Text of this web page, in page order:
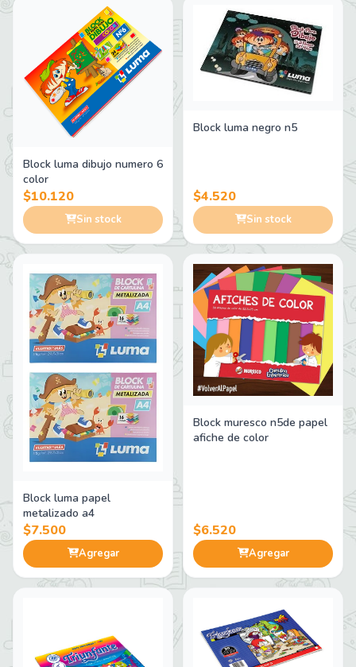
Block luma dibujo numero 6
color
$10.120
Sin stock
Block luma negro n5
$4.520
Sin stock
Block luma papel
metalizado a4
$7.500
Agregar
Block muresco n5de papel
afiche de color
$6.520
Agregar